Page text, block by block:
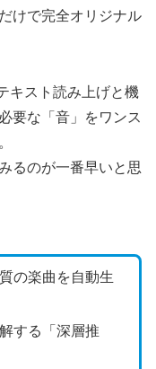
けで完全オリジナル
キスト読み上げと機
要な「音」をワンス
るのが一番早いと思
の楽曲を自動生
する「深層推